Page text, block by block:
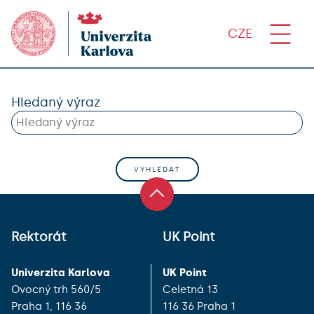
CZE
Hledaný výraz
Rektorát
Univerzita Karlova
Ovocný trh 560/5
Praha 1, 116 36
UK Point
UK Point
Celetná 13
116 36 Praha 1